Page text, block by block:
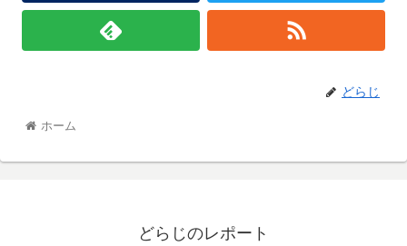
どらじ
ホーム
どらじのレポート